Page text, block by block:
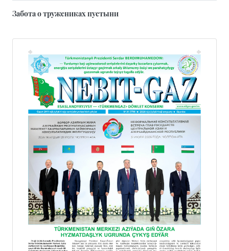
Забота о тружениках пустыни